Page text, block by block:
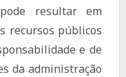
resultar em
recursos públicos
e de
da administração